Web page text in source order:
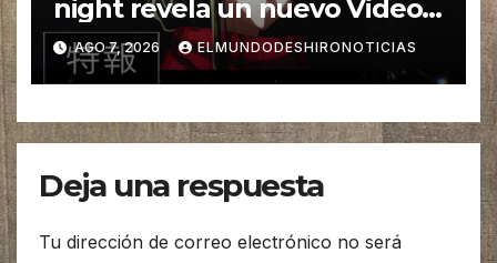
night revela un nuevo Video
promocional
AGO 7, 2026 ELMUNDODESHIRONOTICIAS
Deja una respuesta
Tu dirección de correo electrónico no será